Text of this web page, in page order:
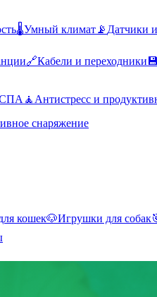
🌡️Умный климат 📡 Датчики
🔗Кабели и переходники 💾
СПА 🧘 Антистресс и
снаряжение
кошек🐶Игрушки для собак